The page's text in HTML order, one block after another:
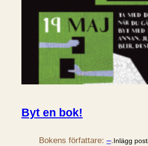
Byt en bok!
Bokens författare: –.Inlägg